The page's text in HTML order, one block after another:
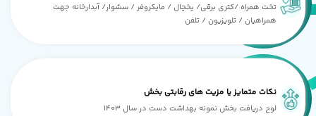
تخت همراه /کتری برقی/ یخچال / مایکروفر / سشوار/ آبدارخانه جهت
همراهیان / تلویزیون / تلفن
نکات متمایز یا مزیت های رقابتی بخش
لوح دریافت بخش نمونه بهداشت دست در سال 1403